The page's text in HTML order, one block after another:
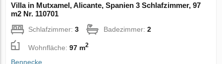
Villa in Mutxamel, Alicante, Spanien 3 Schlafzimmer, 97
m2 Nr. 110701
Schlafzimmer:3 Badezimmer:2
Wohnfläche:97 m2
Bennecke